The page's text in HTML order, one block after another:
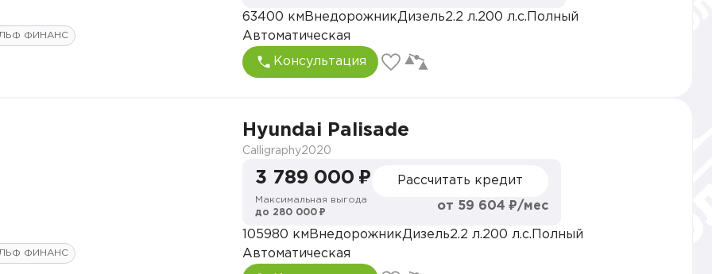
ФИНАНС
63400 км ВнедорожникДизель2.2 л.200 л.с. Полный
Автоматическая
Консультация
ФИНАНС
Hyundai Palisade
Calligraphy2020
3 789 000 ₽
Максимальная выгода
до 280 000 ₽
Рассчитать кредит
от 59 604 ₽/мес
105980 км ВнедорожникДизель2.2 л.200 л.с. Полный
Автоматическая